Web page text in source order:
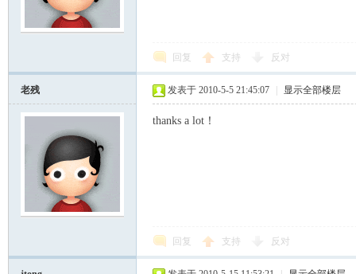
回复 支持 反对
老残 发表于 2010-5-5 21:45:07 显示全部楼层
thanks a lot！
回复 支持 反对